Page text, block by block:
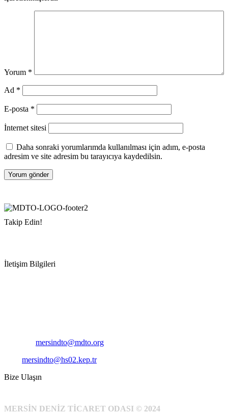
Yorum *
Ad *
E-posta *
İnternet sitesi
Daha sonraki yorumlarımda kullanılması için adım, e-posta
adresim ve site adresim bu tarayıcıya kaydedilsin.
Takip Edin!
İletişim Bilgileri
mersindto@mdto.org
mersindto@hs02.kep.tr
Bize Ulaşın
MERSİN DENİZ TİCARET ODASI © 2024